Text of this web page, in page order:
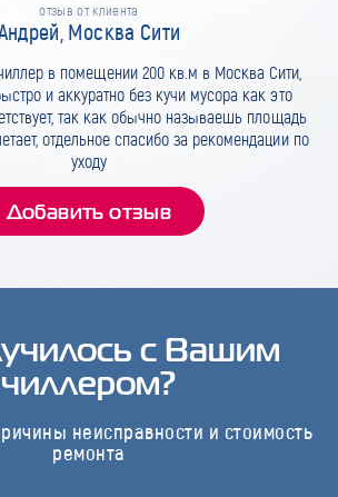
отзыв от клиента
Москва Сити
в помещении 200 кв.м в Москва Сити,
и аккуратно без кучи мусора как это
так как обычно называешь площадь
отдельное спасибо за рекомендации по
уходу
Добавить отзыв
с Вашим
чиллером?
неисправности и стоимость
ремонта